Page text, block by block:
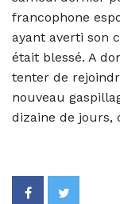
francophone
ayant averti son
était blessé. A
tenter de
nouveau
dizaine de jours,